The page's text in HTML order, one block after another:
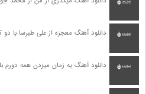
دانلود آهنگ معجزه از علی طبرسا با دو
دانلود آهنگ یه زمان میزدن همه دورم